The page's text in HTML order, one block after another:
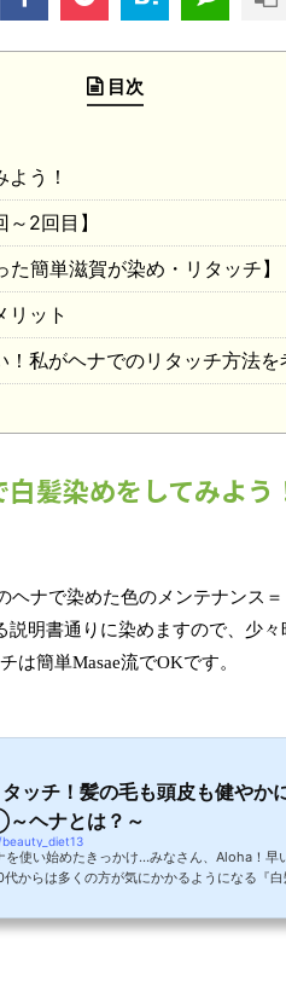
目次
う！
～2回目】
た簡単滋賀が染め・リタッチ】
リット
！私がヘナでのリタッチ方法
髪染めをしてみよう
ヘナで染めた色のメンテナンス
説明書通りに染めますので、少
は簡単Masae流でOKです。
ッチ！髪の毛も頭皮も健やか
ヘナとは？～
を使い始めたきっかけ…みなさん、Aloha！早
からは多くの方が気にかかるようになる『白
いると言われます。特に女性は出産や閉経な